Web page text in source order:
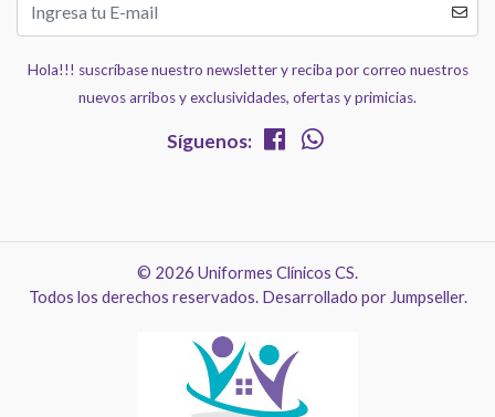
Hola!!! suscríbase nuestro newsletter y reciba por correo nuestros
nuevos arribos y exclusividades, ofertas y primicias.
Síguenos:
© 2026 Uniformes Clínicos CS.
Todos los derechos reservados. Desarrollado por Jumpseller.